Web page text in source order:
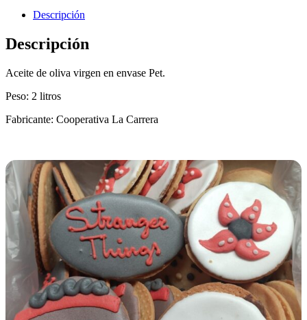
Descripción
Descripción
Aceite de oliva virgen en envase Pet.
Peso: 2 litros
Fabricante: Cooperativa La Carrera